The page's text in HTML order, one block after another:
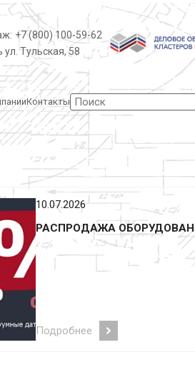
+7 (800) 100-59-62
ул. Тульская, 58
Контакты
10.07.2026
РАСПРОДАЖА
Подробнее